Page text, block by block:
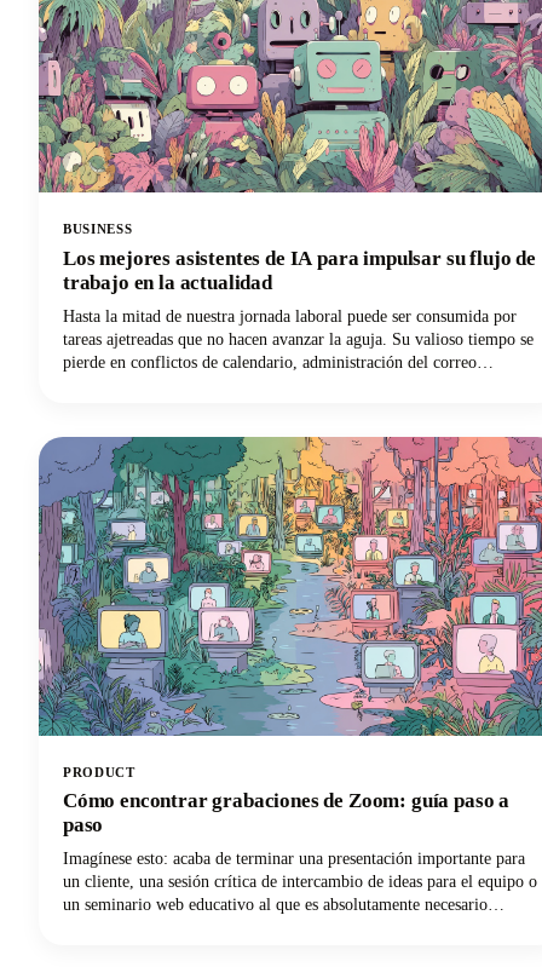
BUSINESS
Los mejores asistentes de IA para impulsar su flujo de
trabajo en la actualidad
Hasta la mitad de nuestra jornada laboral puede ser consumida por
tareas ajetreadas que no hacen avanzar la aguja. Su valioso tiempo se
pierde en conflictos de calendario, administración del correo
sofisticados socios digitales que pueden recuperar las horas perdidas!
PRODUCT
Cómo encontrar grabaciones de Zoom: guía paso a
paso
Imagínese esto: acaba de terminar una presentación importante para
un cliente, una sesión crítica de intercambio de ideas para el equipo o
un seminario web educativo al que es absolutamente necesario